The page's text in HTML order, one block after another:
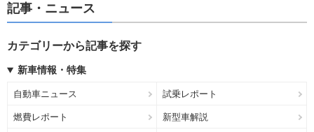
記事・ニュース
カテゴリーから記事を探す
新車情報・特集
自動車ニュース 試乗レポート
燃費レポート 新型車解説